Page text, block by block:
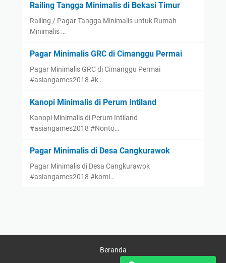
Railing Tangga Minimalis di Bekasi Timur
Railing / Pagar Tangga Minimalis untuk Rumah
Minimalis …
Pagar Minimalis GRC di Cimanggu Permai
Pagar Minimalis GRC di Cimanggu Permai
#asiangames2018 #k…
Kanopi Minimalis di Perum Intiland
Kanopi Minimalis di Perum Intiland
#asiangames2018 #Nonto…
Pagar Minimalis di Desa Cangkurawok
Pagar Minimalis di Desa Cangkurawok
#asiangames2018 #komi…
Beranda